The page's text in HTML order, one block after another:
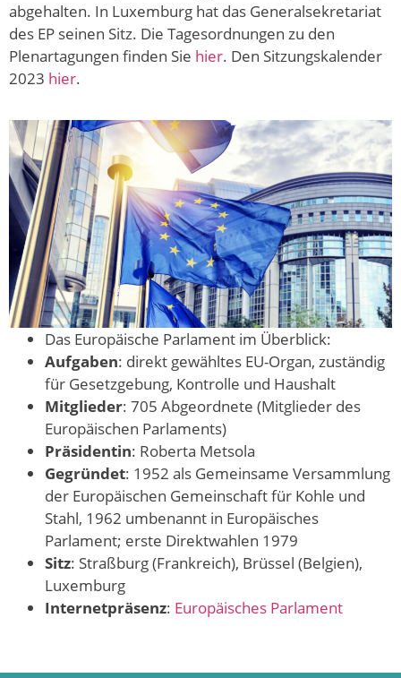
abgehalten. In Luxemburg hat das Generalsekretariat
des EP seinen Sitz. Die Tagesordnungen zu den
Plenartagungen finden Sie hier. Den Sitzungskalender
2023 hier.
Das Europäische Parlament im Überblick:
Aufgaben: direkt gewähltes EU-Organ, zuständig
für Gesetzgebung, Kontrolle und Haushalt
Mitglieder: 705 Abgeordnete (Mitglieder des
Europäischen Parlaments)
Präsidentin: Roberta Metsola
Gegründet: 1952 als Gemeinsame Versammlung
der Europäischen Gemeinschaft für Kohle und
Stahl, 1962 umbenannt in Europäisches
Parlament; erste Direktwahlen 1979
Sitz: Straßburg (Frankreich), Brüssel (Belgien),
Luxemburg
Internetpräsenz: Europäisches Parlament